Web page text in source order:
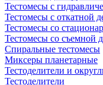
Тестомесы с
Тестомесы с откатной
Тестомесы со
Тестомесы со съемной
Спиральные тестомесы
Миксеры планетарные
Тестоделители и
Тестоделители